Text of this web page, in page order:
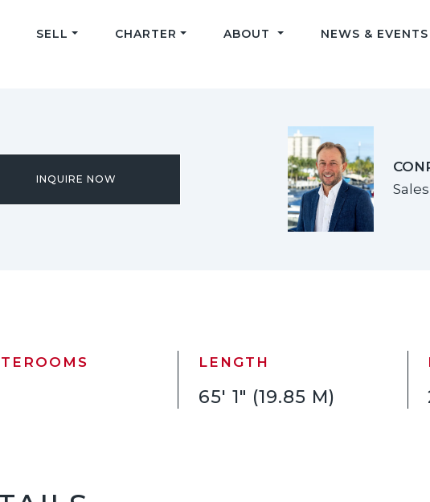
SELL CHARTER ABOUT NEWS & EVENTS
INQUIRE NOW
LENGTH
65' 1" (19.85 M)